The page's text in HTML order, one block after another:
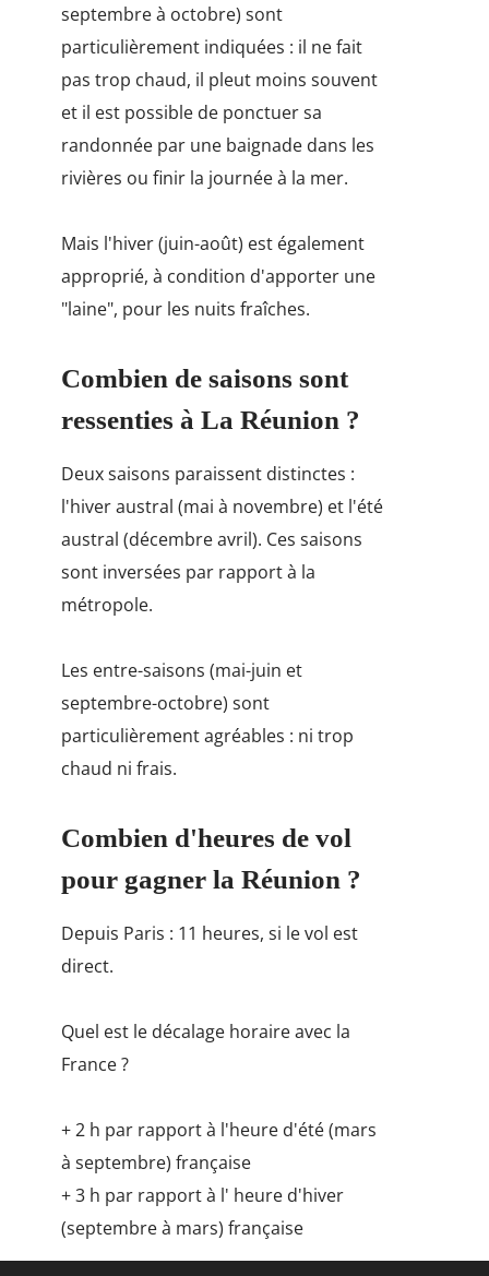
septembre à octobre) sont
particulièrement indiquées : il ne fait
pas trop chaud, il pleut moins souvent
et il est possible de ponctuer sa
randonnée par une baignade dans les
rivières ou finir la journée à la mer.
Mais l'hiver (juin-août) est également
approprié, à condition d'apporter une
"laine", pour les nuits fraîches.
Combien de saisons sont
ressenties à La Réunion ?
Deux saisons paraissent distinctes :
l'hiver austral (mai à novembre) et l'été
austral (décembre avril). Ces saisons
sont inversées par rapport à la
métropole.
Les entre-saisons (mai-juin et
septembre-octobre) sont
particulièrement agréables : ni trop
chaud ni frais.
Combien d'heures de vol
pour gagner la Réunion ?
Depuis Paris : 11 heures, si le vol est
direct.
Quel est le décalage horaire avec la
France ?
+ 2 h par rapport à l'heure d'été (mars
à septembre) française
+ 3 h par rapport à l' heure d'hiver
(septembre à mars) française